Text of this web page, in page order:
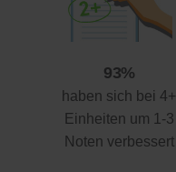
93%
haben sich bei 4+
Einheiten um 1-3
Noten verbessert